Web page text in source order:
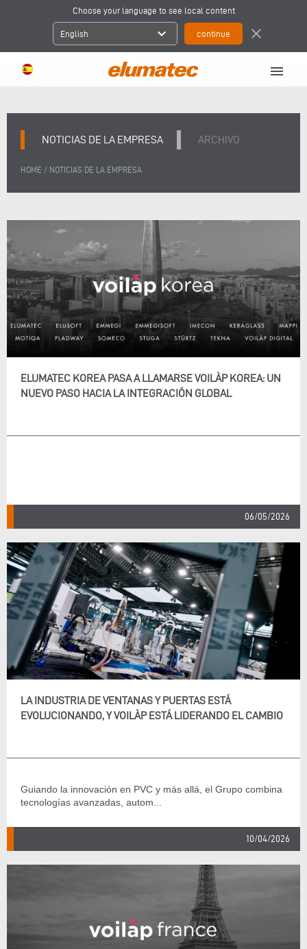
Choose your language to see local content
English expand_more close
menu
NOTICIAS DE LA EMPRESA ARCHIVO
HOME / NOTICIAS DE LA EMPRESA
ELUMATEC KOREA PASA A LLAMARSE VOILÀP KOREA: UN
NUEVO PASO HACIA LA INTEGRACIÓN GLOBAL
06/05/2026
LA INDUSTRIA DE VENTANAS Y PUERTAS ESTÁ
EVOLUCIONANDO, Y VOILÀP ESTÁ LIDERANDO EL CAMBIO
Guiando la innovación en PVC y más allá, el Grupo combina
tecnologías avanzadas, autom...
10/04/2026